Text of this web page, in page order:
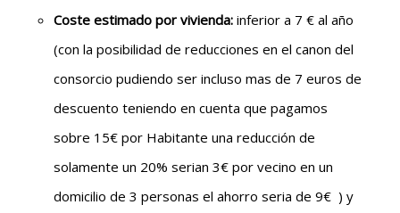
Coste estimado por vivienda: inferior a 7 € al año
(con la posibilidad de reducciones en el canon del
consorcio pudiendo ser incluso mas de 7 euros de
descuento teniendo en cuenta que pagamos
sobre 15€ por Habitante una reducción de
solamente un 20% serian 3€ por vecino en un
domicilio de 3 personas el ahorro seria de 9€ ) y